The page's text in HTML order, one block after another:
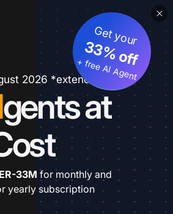
2026 *extended
gents at
Get your
33% off
+ free AI Agent
33M for monthly and
yearly subscription